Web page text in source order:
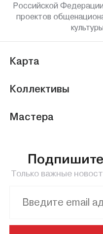
Российской
проектов
Карта
Коллективы
Мастера
Только важные